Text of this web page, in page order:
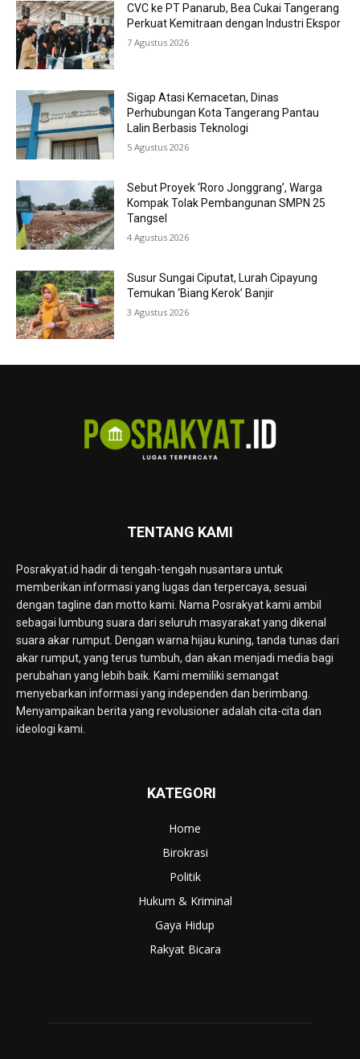
CVC ke PT Panarub, Bea Cukai Tangerang
Perkuat Kemitraan dengan Industri Ekspor
7 Agustus 2026
Sigap Atasi Kemacetan, Dinas
Perhubungan Kota Tangerang Pantau
Lalin Berbasis Teknologi
5 Agustus 2026
Sebut Proyek ‘Roro Jonggrang’, Warga
Kompak Tolak Pembangunan SMPN 25
Tangsel
4 Agustus 2026
Susur Sungai Ciputat, Lurah Cipayung
Temukan ‘Biang Kerok’ Banjir
3 Agustus 2026
TENTANG KAMI
Posrakyat.id hadir di tengah-tengah nusantara untuk
memberikan informasi yang lugas dan terpercaya, sesuai
dengan tagline dan motto kami. Nama Posrakyat kami ambil
sebagai lumbung suara dari seluruh masyarakat yang dikenal
suara akar rumput. Dengan warna hijau kuning, tanda tunas dari
akar rumput, yang terus tumbuh, dan akan menjadi media bagi
perubahan yang lebih baik. Kami memiliki semangat
menyebarkan informasi yang independen dan berimbang.
Menyampaikan berita yang revolusioner adalah cita-cita dan
ideologi kami.
KATEGORI
Home
Birokrasi
Politik
Hukum & Kriminal
Gaya Hidup
Rakyat Bicara